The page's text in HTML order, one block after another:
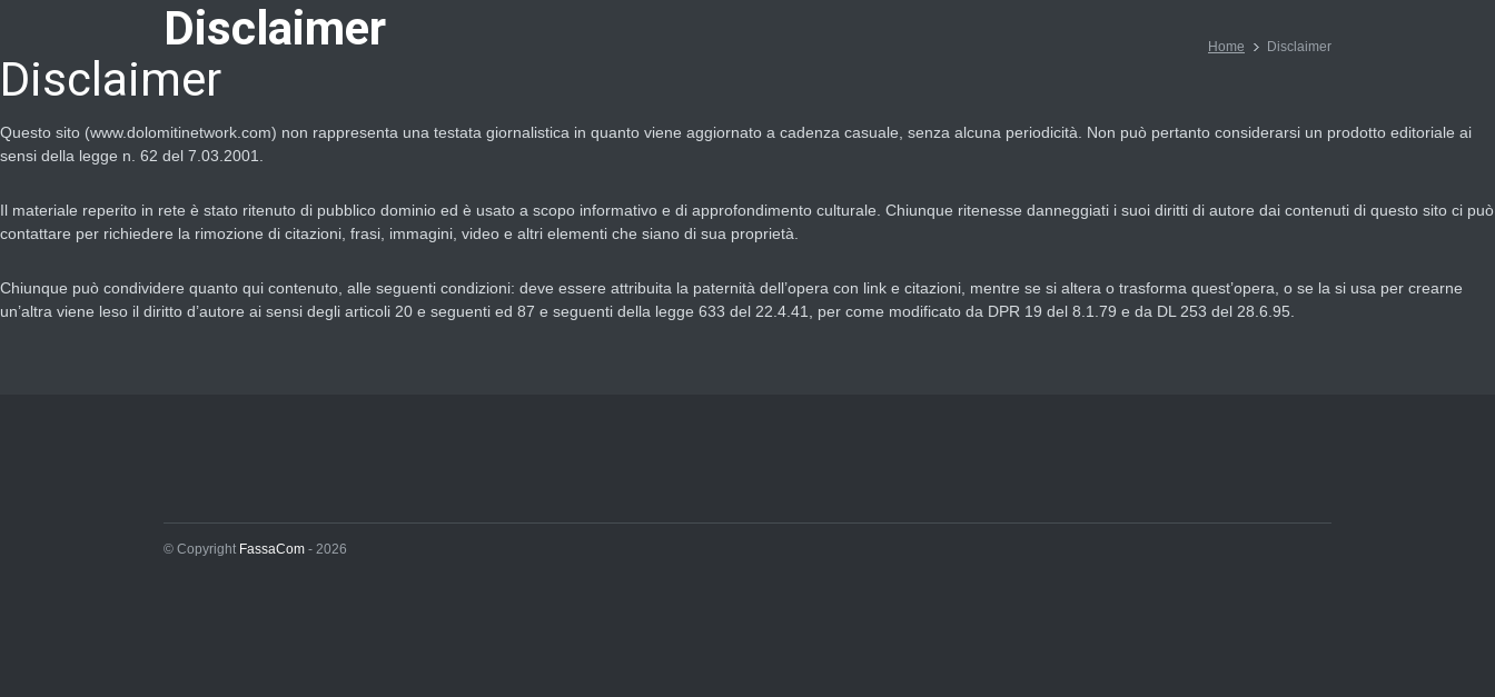
Disclaimer Home Disclaimer
Disclaimer
Questo sito (www.dolomitinetwork.com) non rappresenta una testata giornalistica in quanto viene aggiornato a cadenza casuale, senza alcuna periodicità. Non può pertanto considerarsi un prodotto editoriale ai
sensi della legge n. 62 del 7.03.2001.
Il materiale reperito in rete è stato ritenuto di pubblico dominio ed è usato a scopo informativo e di approfondimento culturale. Chiunque ritenesse danneggiati i suoi diritti di autore dai contenuti di questo sito ci può
contattare per richiedere la rimozione di citazioni, frasi, immagini, video e altri elementi che siano di sua proprietà.
Chiunque può condividere quanto qui contenuto, alle seguenti condizioni: deve essere attribuita la paternità dell’opera con link e citazioni, mentre se si altera o trasforma quest’opera, o se la si usa per crearne
un’altra viene leso il diritto d’autore ai sensi degli articoli 20 e seguenti ed 87 e seguenti della legge 633 del 22.4.41, per come modificato da DPR 19 del 8.1.79 e da DL 253 del 28.6.95.
© Copyright FassaCom - 2026